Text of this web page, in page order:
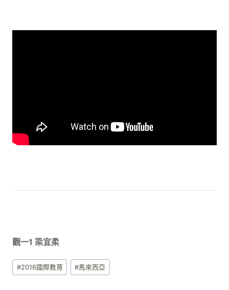
觀一1 梁宜柔
Post
Tags:
#2016國際教育 #馬來西亞